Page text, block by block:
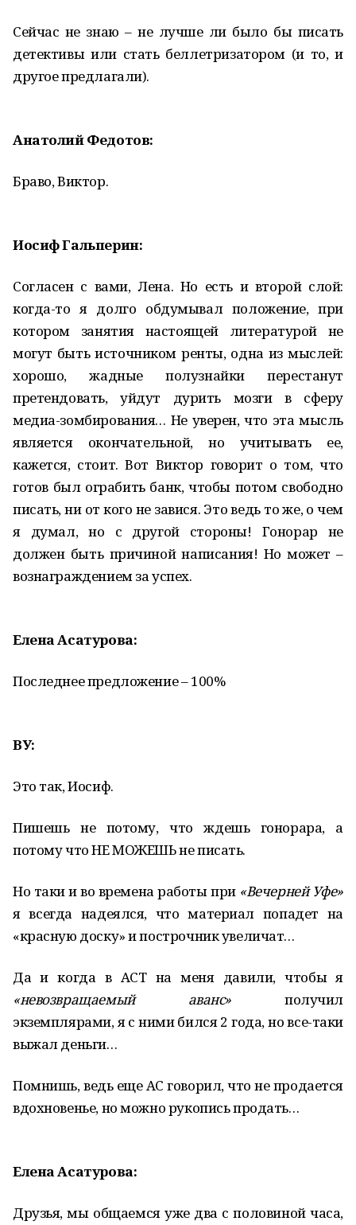
Сейчас не знаю – не лучше ли было бы писать
детективы или стать беллетризатором (и то, и
другое предлагали).
Анатолий Федотов:
Браво, Виктор.
Иосиф Гальперин:
Согласен с вами, Лена. Но есть и второй слой:
когда-то я долго обдумывал положение, при
котором занятия настоящей литературой не
могут быть источником ренты, одна из мыслей:
хорошо, жадные полузнайки перестанут
претендовать, уйдут дурить мозги в сферу
медиа-зомбирования… Не уверен, что эта мысль
является окончательной, но учитывать ее,
кажется, стоит. Вот Виктор говорит о том, что
готов был ограбить банк, чтобы потом свободно
писать, ни от кого не завися. Это ведь то же, о чем
я думал, но с другой стороны! Гонорар не
должен быть причиной написания! Но может –
вознаграждением за успех.
Елена Асатурова:
Последнее предложение – 100%
ВУ:
Это так, Иосиф.
Пишешь не потому, что ждешь гонорара, а
потому что НЕ МОЖЕШЬ не писать.
Но таки и во времена работы при «Вечерней Уфе»
я всегда надеялся, что материал попадет на
«красную доску» и построчник увеличат…
Да и когда в АСТ на меня давили, чтобы я
«невозвращаемый аванс» получил
экземплярами, я с ними бился 2 года, но все-таки
выжал деньги…
Помнишь, ведь еще АС говорил, что не продается
вдохновенье, но можно рукопись продать…
Елена Асатурова:
Друзья, мы общаемся уже два с половиной часа,